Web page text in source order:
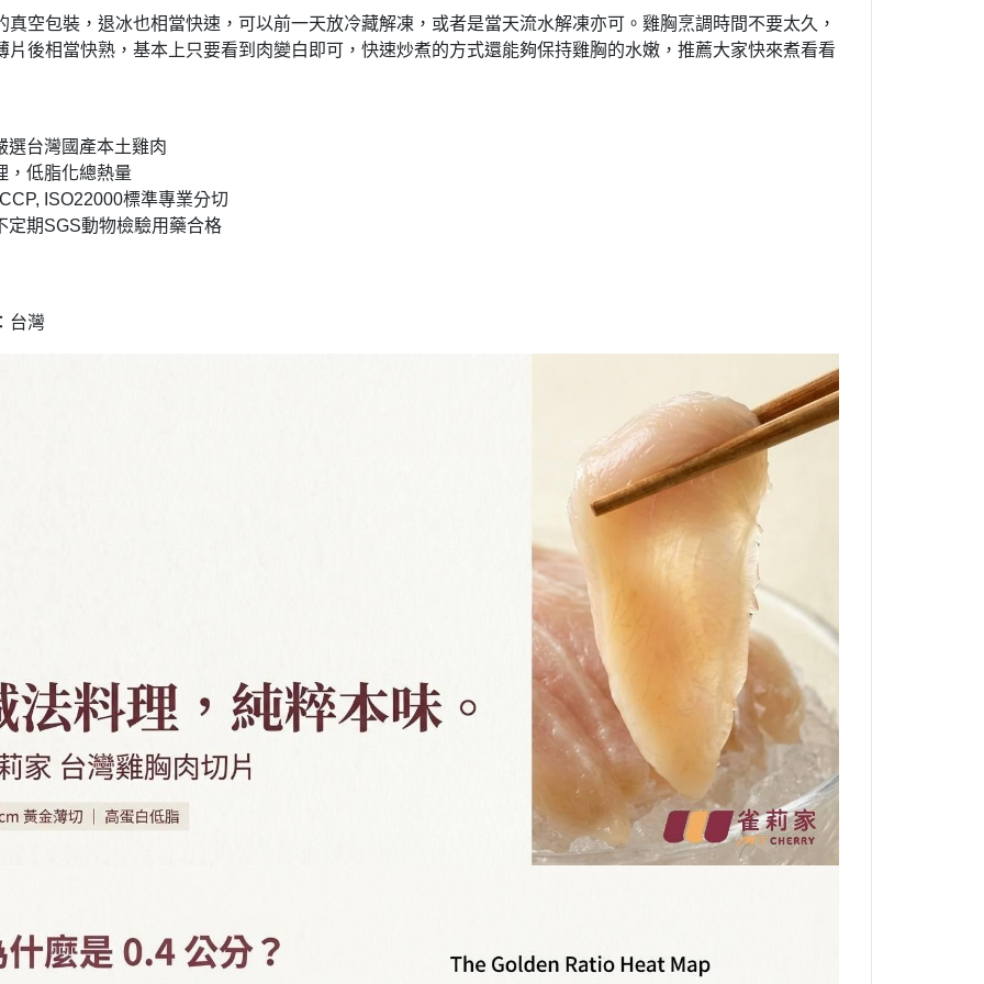
真空包裝，退冰也相當快速，可以前一天放冷藏解凍，或者是當天流水解凍亦可。雞胸烹調時間不要太久，
片後相當快熟，基本上只要看到肉變白即可，快速炒煮的方式還能夠保持雞胸的水嫩，推薦大家快來煮看看
選台灣國產本土雞肉
，低脂化總熱量
ISO22000標準專業分切
定期SGS動物檢驗用藥合格
台灣